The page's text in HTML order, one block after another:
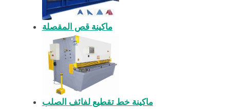
ماكينة قص المقصلة
ماكينة خط تقطيع لفائف الصلب